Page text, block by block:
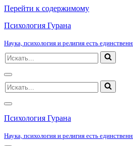
Перейти к содержимому
Психология Гурана
Наука, психология и религия есть
Искать...
Меню
навигации
Искать...
Меню
навигации
Психология Гурана
Наука, психология и религия есть